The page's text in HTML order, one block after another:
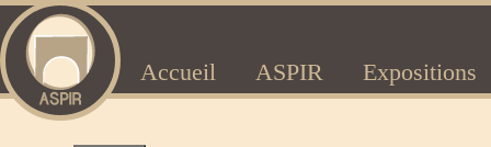
Accueil ASPIR Expositions